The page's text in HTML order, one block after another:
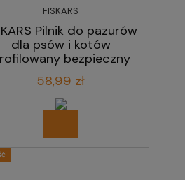
FISKARS
Pilnik do pazurów
dla psów i kotów
bezpieczny
18,3 cm
58,99 zł